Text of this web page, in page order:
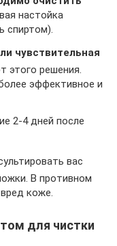
настойка
спиртом).
чувствительная
этого решения.
эффективное и
2-4 дней после
вас
В противном
коже.
для чистки